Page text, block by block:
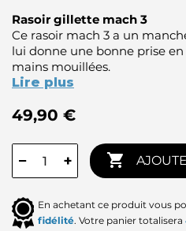
Rasoir gillette mach 3
Ce rasoir mach 3 a un
lui donne une bonne prise
mains mouillées.
Lire plus
49,90 €
− + 
En achetant ce produit vous
fidélité. Votre panier totalisera